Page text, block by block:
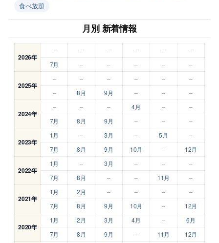
食べ放題
月別 新着情報
2026年
– – – – –
–
7月
– – – – –
2025年
– – – – –
–
–
8月 9月 – – –
2024年
– – – 4月 –
–
7月
8月 9月 – – –
2023年
1月 – 3月 – 5月
–
7月
8月 9月 10月 – 12月
2022年
1月 – 3月 – –
–
7月
8月 – – 11月 –
2021年
1月 2月 – – –
–
7月
8月 9月 10月 – 12月
2020年
1月 2月 3月 4月 –
6月
7月
8月 9月 – 11月 12月